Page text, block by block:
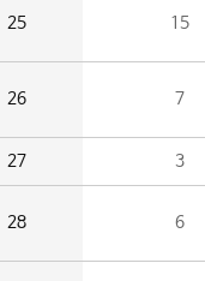
25 15
26 7
27 3
28 6